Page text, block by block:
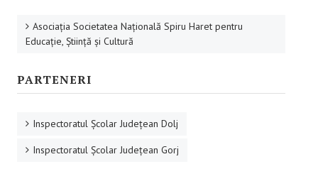
Evenimente
Articole
Prezentări .ppt
Afişe
Asociaţia Societatea Naţională Spiru Haret pentru
Educaţie, Ştiinţă şi Cultură
PARTENERI
Inspectoratul Şcolar Judeţean Dolj
Inspectoratul Şcolar Judeţean Gorj